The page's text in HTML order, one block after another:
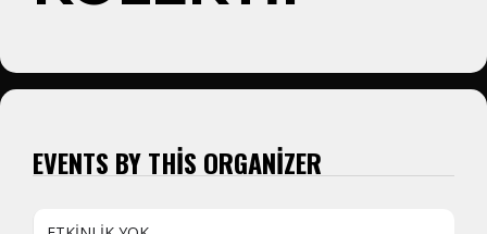
EVENTS BY THIS ORGANIZER